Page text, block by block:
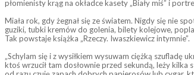
płomienisty krąg na okładce kasety „Biały miś” i
Miała rok, gdy żegnał się ze światem. Nigdy się nie
guziki, tubki kremów do golenia, bilety kolejowe,
Tak powstaje książka „Rzeczy. Iwaszkiewicz intymnie”.
„Schylam się i z wysiłkiem wysuwam ciężką
ktoś wrzucił tam dosłownie przed sekundą, leży